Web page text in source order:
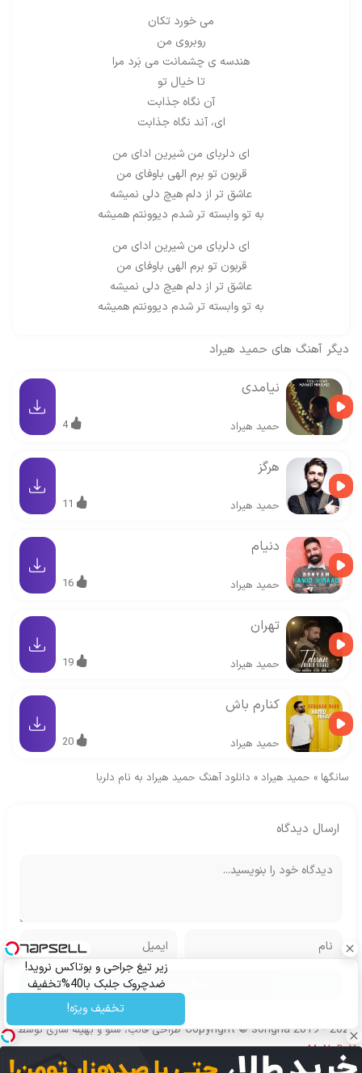
می خورد تکان
روبروی من
هندسه ی چشمانت می بَرد مرا
تا خیال تو
آن نگاه جذابت
ای، آند نگاه جذابت
ای دلربای من شیرین ادای من
قربون تو برم الهی باوفای من
عاشق تر از دلم هیچ دلی نمیشه
به تو وابسته تر شدم دیوونتم همیشه
ای دلربای من شیرین ادای من
قربون تو برم الهی باوفای من
عاشق تر از دلم هیچ دلی نمیشه
به تو وابسته تر شدم دیوونتم همیشه
دیگر آهنگ های حمید هیراد
نیامدی
حمید هیراد 4
هرگز
حمید هیراد 11
دنیام
حمید هیراد 16
تهران
حمید هیراد 19
کنارم باش
حمید هیراد 20
سانگها » حمید هیراد » دانلود آهنگ حمید هیراد به نام دلربا
ارسال دیدگاه
زیر تیغ جراحی و بوتاکس نروید!
ضدچروک جلبک با40%تخفیف
تخفیف ویژه!
Copyright © songha 2019 - 2024 طراحی قالب، سئو و بهینه سازی توسط
MoNoDeV